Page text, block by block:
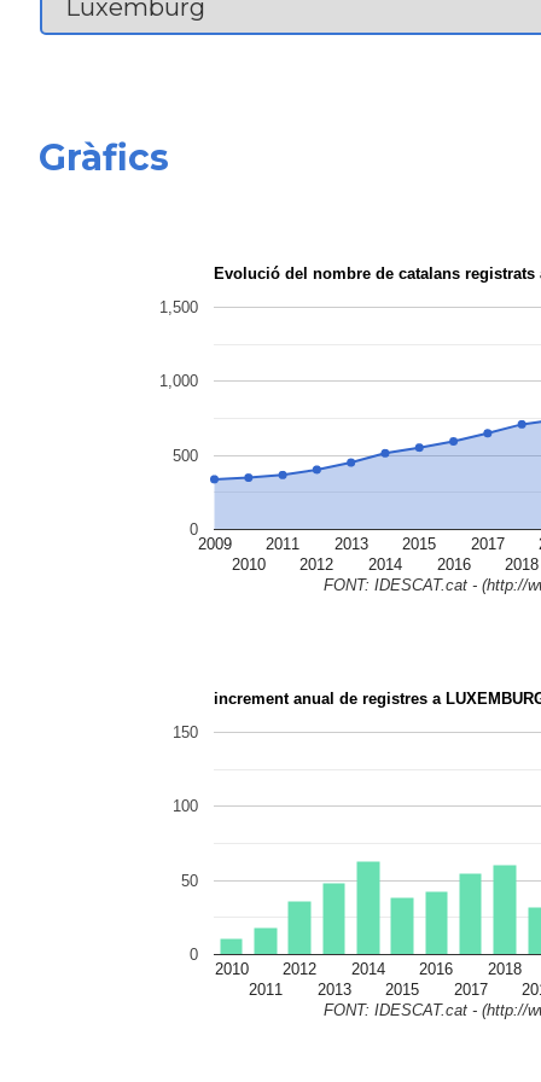
Gràfics
Evolució del nombre de catalans registrats
2009
2010
2011
2012
2013
2014
2015
2016
2017
2018
0
500
1,000
1,500
FONT: IDESCAT.cat - (http://
increment anual de registres a
2010
2011
2012
2013
2014
2015
2016
2017
2018
0
50
100
150
FONT: IDESCAT.cat - (http://